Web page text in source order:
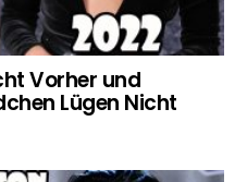
Vorher und
Lügen Nicht